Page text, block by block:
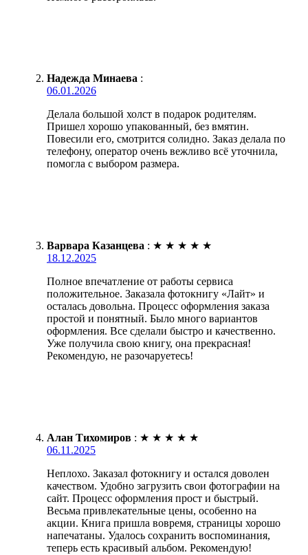
Надежда Минаева :
06.01.2026
Делала большой холст в подарок родителям.
Пришел хорошо упакованный, без вмятин.
Повесили его, смотрится солидно. Заказ делала по
телефону, оператор очень вежливо всё уточнила,
помогла с выбором размера.
Варвара Казанцева : ★ ★ ★ ★ ★
18.12.2025
Полное впечатление от работы сервиса
положительное. Заказала фотокнигу «Лайт» и
осталась довольна. Процесс оформления заказа
простой и понятный. Было много вариантов
оформления. Все сделали быстро и качественно.
Уже получила свою книгу, она прекрасная!
Рекомендую, не разочаруетесь!
Алан Тихомиров : ★ ★ ★ ★ ★
06.11.2025
Неплохо. Заказал фотокнигу и остался доволен
качеством. Удобно загрузить свои фотографии на
сайт. Процесс оформления прост и быстрый.
Весьма привлекательные цены, особенно на
акции. Книга пришла вовремя, страницы хорошо
напечатаны. Удалось сохранить воспоминания,
теперь есть красивый альбом. Рекомендую!